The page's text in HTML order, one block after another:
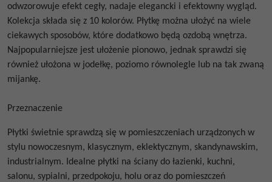
odwzorowuje efekt cegły, nadaje elegancki i efektowny wygląd.
Kolekcja składa się z 10 kolorów. Płytkę można ułożyć na wiele
ciekawych sposobów, które dodatkowo będą ozdobą wnętrza.
Najpopularniejsze jest ułożenie pionowo, jednak sprawdzi się
również ułożona w jodełkę, poziomo równolegle lub na tak zwaną
mijankę.
Przeznaczenie
Płytki świetnie sprawdzą się w pomieszczeniach urządzonych w
stylu nowoczesnym, klasycznym, eklektycznym, skandynawskim,
industrialnym. Idealne płytki na ściany do łazienki, kuchni,
salonu, sypialni, przedpokoju, holu oraz do pomieszczeń